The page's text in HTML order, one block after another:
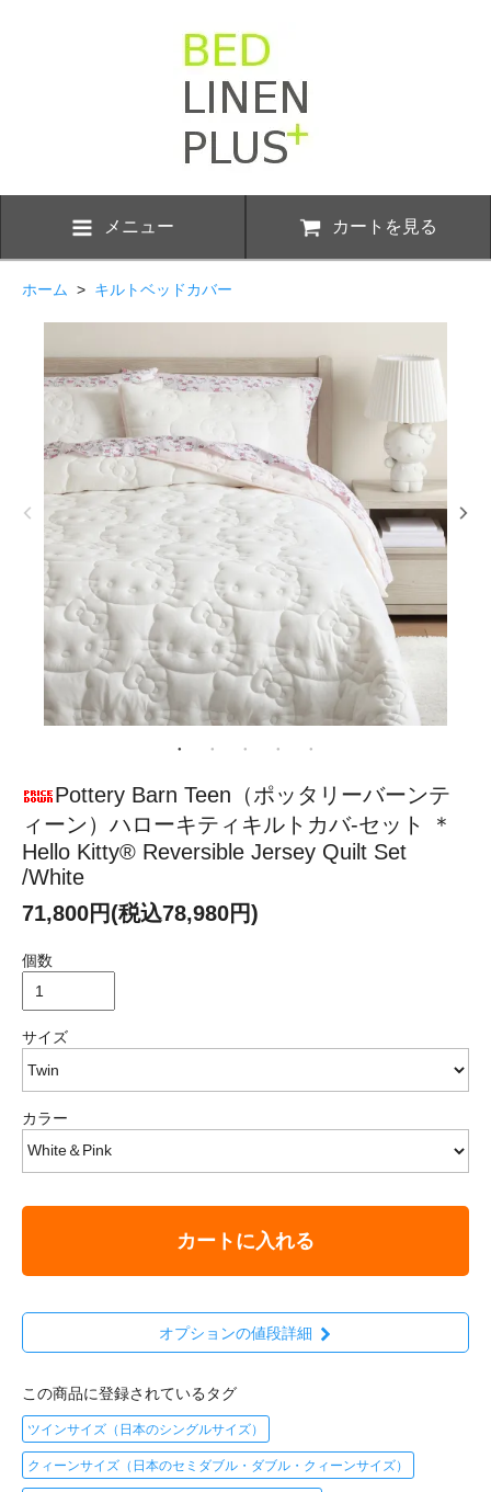
メニュー カートを見る
ホーム > キルトベッドカバー
Pottery Barn Teen（ポッタリーバーンテ
ィーン）ハローキティキルトカバ-セット ＊
Hello Kitty® Reversible Jersey Quilt Set
/White
71,800円(税込78,980円)
個数
サイズ
カラー
カートに入れる
オプションの値段詳細
この商品に登録されているタグ
ツインサイズ（日本のシングルサイズ）
クィーンサイズ（日本のセミダブル・ダブル・クィーンサイズ）